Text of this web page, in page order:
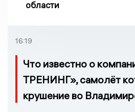
области
16:19
Что известно о
ТРЕНИНГ», самолёт
крушение во